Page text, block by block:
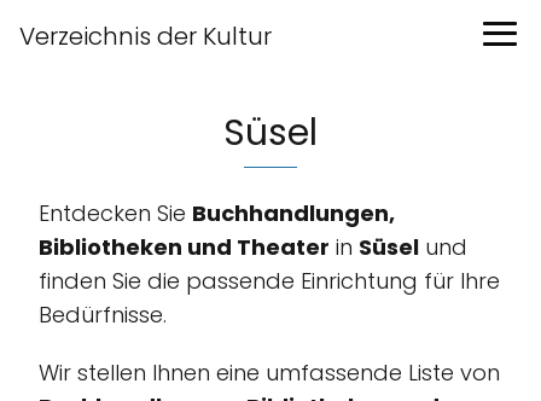
Verzeichnis der Kultur
Süsel
Entdecken Sie Buchhandlungen,
Bibliotheken und Theater in Süsel und
finden Sie die passende Einrichtung für Ihre
Bedürfnisse.
Wir stellen Ihnen eine umfassende Liste von